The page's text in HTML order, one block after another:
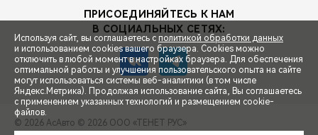
СПЕЦПРЕДЛОЖЕНИЯ
ЗАПИСЬ НА ТЕСТ-ДРАЙВ
ПРИСОЕДИНЯЙТЕСЬ К НАМ
В СОЦИАЛЬНЫХ СЕТЯХ:
© 2026 АсАвто © 2026 ООО «ТЕНЕТ РУС»
Используя сайт, вы соглашаетесь с политикой обработки данных
и использованием cookies вашего браузера. Cookies можно
отключить в любой момент в настройках браузера. Для обеспечения
оптимальной работы и улучшения пользовательского опыта на сайте
могут использоваться системы веб-аналитики (в том числе
Яндекс.Метрика). Продолжая использование сайта, Вы соглашаетесь
с применением указанных технологий и размещением cookie-
файлов.